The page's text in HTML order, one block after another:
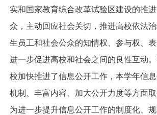
实和国家教育综合改革试验区建设的推
众，主动回应社会关切，推进高校依法
生员工和社会公众的知情权、参与权、表
进一步促进高校和社会之间的良性互动。
校加快推进了信息公开工作，本学年信
机制、丰富内容、加大公开力度等方面取
为进一步提升信息公开工作的制度化、